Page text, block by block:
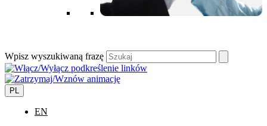
Wpisz wyszukiwaną frazę
PL
EN